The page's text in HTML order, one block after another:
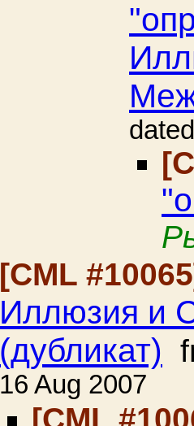
[CML
Иллюзия и
(дубликат)
16 Aug 2007